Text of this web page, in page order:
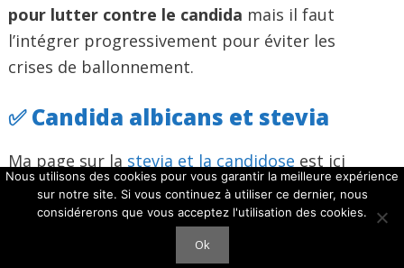
pour lutter contre le candida mais il faut
l’intégrer progressivement pour éviter les
crises de ballonnement.
✅ Candida albicans et stevia
Ma page sur la stevia et la candidose est ici
mais voici les principales infos à savoir.
Peut on utiliser la stevia en cas de candidose ?
Nous utilisons des cookies pour vous garantir la meilleure expérience
sur notre site. Si vous continuez à utiliser ce dernier, nous
considérerons que vous acceptez l'utilisation des cookies.
Ok